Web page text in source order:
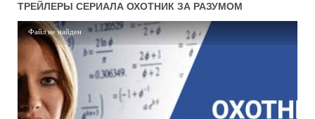
ТРЕЙЛЕРЫ СЕРИАЛА ОХОТНИК ЗА РАЗУМОМ
Файл не найден